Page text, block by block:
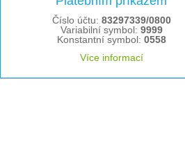
Číslo účtu: 83297339/0800
Variabilní symbol: 9999
Konstantní symbol: 0558
Více informací